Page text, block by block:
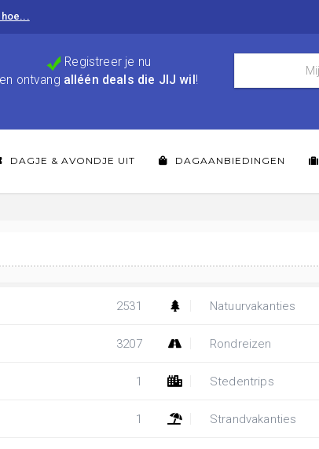
Registreer je nu
en ontvang alléén deals die JIJ wil !
DAGJE & AVONDJE UIT DAGAANBIEDINGEN
2531
3207
1
1
Natuurvakanties
Rondreizen
Stedentrips
Strandvakanties